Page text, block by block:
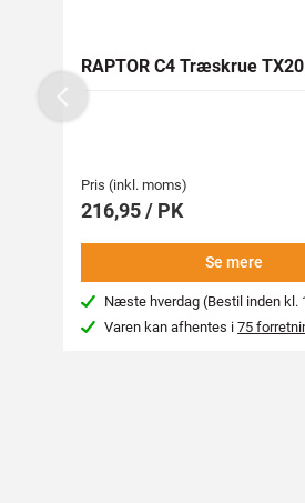
RAPTOR C4 Træskrue TX20
Pris (inkl. moms)
216,95 / PK
Se mere
Næste hverdag (Bestil inden kl.
Varen kan afhentes i75
Previous